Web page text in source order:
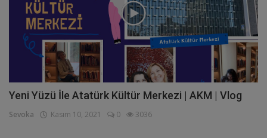
Yeni Yüzü İle Atatürk Kültür Merkezi | AKM | Vlog
Sevoka Kasım 10, 2021 0 3036